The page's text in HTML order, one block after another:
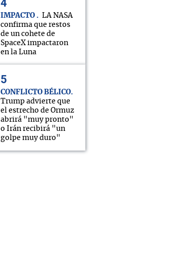
IMPACTO
LA NASA
confirma que restos
de un cohete de
SpaceX impactaron
en la Luna
CONFLICTO BÉLICO
Trump advierte que
el estrecho de Ormuz
abrirá "muy pronto"
o Irán recibirá "un
golpe muy duro"